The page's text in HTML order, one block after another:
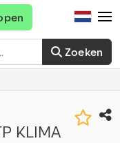
Zoeken
KLIMA